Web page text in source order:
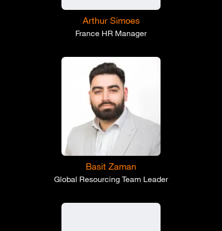
Arthur Simoes
France HR Manager
Basit Zaman
Global Resourcing Team Leader